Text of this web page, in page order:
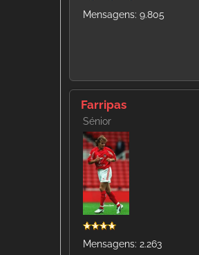
Mensagens: 9.805
Farripas
Sénior
Mensagens: 2.263